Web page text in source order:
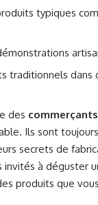
typiques
traditionnels dans
des
Ils sont
secrets de
invités à déguster
produits que